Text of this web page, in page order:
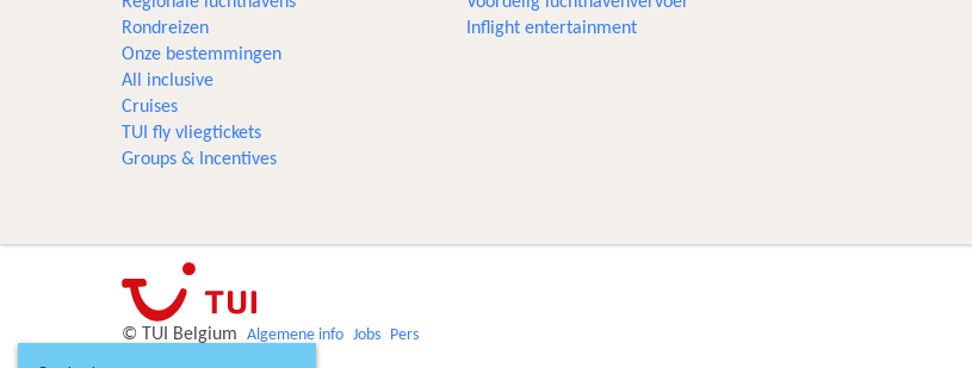
Rondreizen
Onze bestemmingen
All inclusive
Cruises
TUI fly vliegtickets
Groups & Incentives
Inflight entertainment
© TUI Belgium Algemene info Jobs Pers